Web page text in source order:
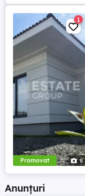
Promovat 8
1
Anunțuri